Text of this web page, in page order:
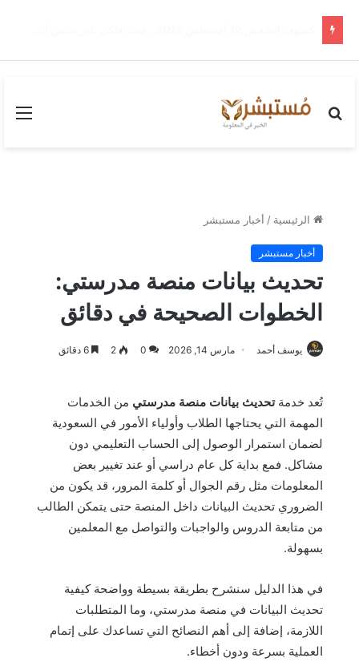
بحث
الرئيسية / أخبار مستبشر
أخبار مستبشر
تحديث بيانات منصة مدرستي:
الخطوات الصحيحة في دقائق
يوسف أحمد مارس 14, 2026 0
2
تُعد خدمةتحديث بيانات منصة مدرستي من الخدمات
المهمة التي يحتاجها الطلاب وأولياء الأمور في السعودية
لضمان استمرار الوصول إلى الحساب التعليمي دون
مشاكل. فمع بداية كل عام دراسي أو عند تغيير بعض
المعلومات مثل رقم الجوال أو كلمة المرور، قد يكون من
الضروري تحديث البيانات داخل المنصة حتى يتمكن الطالب
من متابعة الدروس والواجبات والتواصل مع المعلمين
بسهولة.
في هذا الدليل سنشرح بطريقة بسيطة وواضحة كيفية
تحديث البيانات في منصة مدرستي، وما المتطلبات
اللازمة، إضافة إلى أهم النصائح التي تساعدك على إتمام
العملية بسرعة ودون أخطاء.